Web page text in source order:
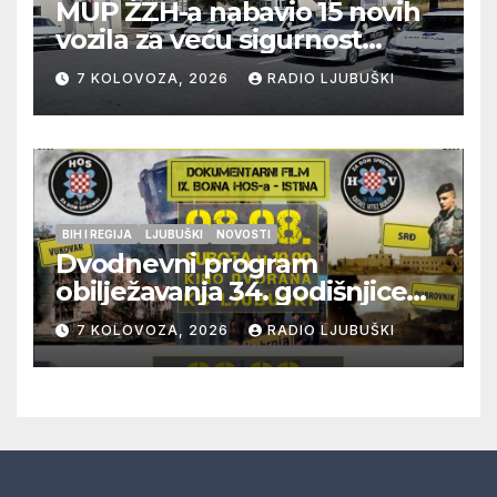
MUP ŽZH-a nabavio 15 novih
vozila za veću sigurnost
građana i učinkovitiji rad
policije
7 KOLOVOZA, 2026 RADIO LJUBUŠKI
BIH I REGIJA LJUBUŠKI NOVOSTI
Dvodnevni program
obilježavanja 34. godišnjice
pogibije generala Blaža
Kraljevića i osmorice
pripadnika HOS-a
7 KOLOVOZA, 2026 RADIO LJUBUŠKI